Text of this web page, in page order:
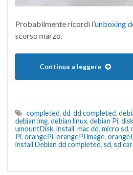
Probabilmente ricordi l’unboxing
scorso marzo.
Continua a leggere
completed, dd, dd completed,
debian img, debian linux, debian Pi,
umountDisk, install, mac dd, micro sd,
Pi, orangePi, orangePi image,
install Debian dd completed, sd, sd